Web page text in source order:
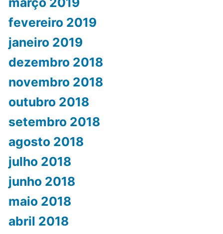
fevereiro 2019
janeiro 2019
dezembro 2018
novembro 2018
outubro 2018
setembro 2018
agosto 2018
julho 2018
junho 2018
maio 2018
abril 2018